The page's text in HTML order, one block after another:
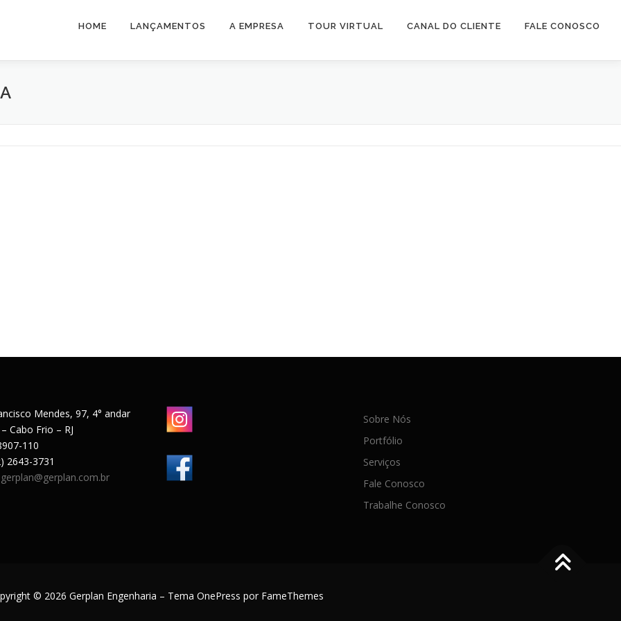
HOME LANÇAMENTOS A EMPRESA TOUR VIRTUAL CANAL DO CLIENTE FALE CONOSCO
Mendes, 97, 4° andar
Cabo Frio – RJ
110
2643-3731
gerplan@gerplan.com.br
Sobre Nós
Portfólio
Serviços
Fale Conosco
Trabalhe Conosco
© 2026 Gerplan Engenharia – Tema OnePress por FameThemes